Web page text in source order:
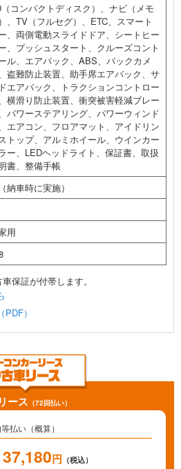
コンパクトディスク）、ナビ（メモ
、TV（フルセグ）、ETC、スマート
、両側電動スライドドア、シートヒー
、プッシュスタート、クルーズコント
ル、エアバック、ABS、バックカメ
盗難防止装置、助手席エアバック、サ
エアバック、トラクションコントロー
横滑り防止装置、衝突被害軽減ブレー
パワーステアリング、パワーウィンド
エアコン、フロアマット、アイドリン
トップ、アルミホイール、ウインカー
ー、LEDヘッドライト、保証書、取扱
書、整備手帳
納車時に実施）
用
保証が付帯します。
）
ース （72回払い）
払い（概算）
37,180円 （税込）